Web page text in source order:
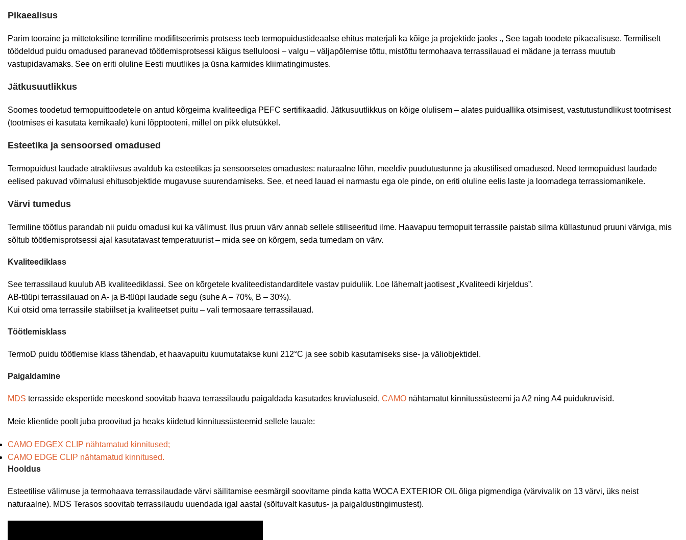
Pikaealisus
Parim tooraine ja mittetoksiline termiline modifitseerimis protsess teeb termopuidustideaalse ehitus materjali ka kõige ja projektide jaoks ., See tagab toodete pikaealisuse. Termiliselt
töödeldud puidu omadused paranevad töötlemisprotsessi käigus tselluloosi – valgu – väljapõlemise tõttu, mistõttu termohaava terrassilauad ei mädane ja terrass muutub
vastupidavamaks. See on eriti oluline Eesti muutlikes ja üsna karmides kliimatingimustes.
Jätkusuutlikkus
Soomes toodetud termopuittoodetele on antud kõrgeima kvaliteediga PEFC sertifikaadid. Jätkusuutlikkus on kõige olulisem – alates puiduallika otsimisest, vastutustundlikust tootmisest
(tootmises ei kasutata kemikaale) kuni lõpptooteni, millel on pikk elutsükkel.
Esteetika ja sensoorsed omadused
Termopuidust laudade atraktiivsus avaldub ka esteetikas ja sensoorsetes omadustes: naturaalne lõhn, meeldiv puudutustunne ja akustilised omadused. Need termopuidust laudade
eelised pakuvad võimalusi ehitusobjektide mugavuse suurendamiseks. See, et need lauad ei narmastu ega ole pinde, on eriti oluline eelis laste ja loomadega terrassiomanikele.
Värvi tumedus
Termiline töötlus parandab nii puidu omadusi kui ka välimust. Ilus pruun värv annab sellele stiliseeritud ilme. Haavapuu termopuit terrassile paistab silma küllastunud pruuni värviga, mis
sõltub töötlemisprotsessi ajal kasutatavast temperatuurist – mida see on kõrgem, seda tumedam on värv.
Kvaliteediklass
See terrassilaud kuulub AB kvaliteediklassi. See on kõrgetele kvaliteedistandarditele vastav puiduliik. Loe lähemalt jaotisest „Kvaliteedi kirjeldus”.
AB-tüüpi terrassilauad on A- ja B-tüüpi laudade segu (suhe A – 70%, B – 30%).
Kui otsid oma terrassile stabiilset ja kvaliteetset puitu – vali termosaare terrassilauad.
Töötlemisklass
TermoD puidu töötlemise klass tähendab, et haavapuitu kuumutatakse kuni 212°C ja see sobib kasutamiseks sise- ja väliobjektidel.
Paigaldamine
MDS terrasside ekspertide meeskond soovitab haava terrassilaudu paigaldada kasutades kruvialuseid, CAMO nähtamatut kinnitussüsteemi ja A2 ning A4 puidukruvisid.
Meie klientide poolt juba proovitud ja heaks kiidetud kinnitussüsteemid sellele lauale:
CAMO EDGEX CLIP nähtamatud kinnitused;
CAMO EDGE CLIP nähtamatud kinnitused.
Hooldus
Esteetilise välimuse ja termohaava terrassilaudade värvi säilitamise eesmärgil soovitame pinda katta WOCA EXTERIOR OIL õliga pigmendiga (värvivalik on 13 värvi, üks neist
naturaalne). MDS Terasos soovitab terrassilaudu uuendada igal aastal (sõltuvalt kasutus- ja paigaldustingimustest).